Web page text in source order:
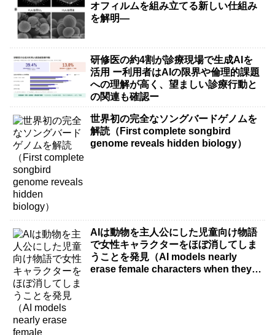
オフィルムを組み立てる新しい仕組み
を解明―
研修医の約4割が診療現場で生成AIを
活用 ー利用者はAIの限界や倫理的課題
への理解が高く、望ましい診療行動と
の関連も確認ー
世界初の完全なソングバードゲノムを
解読（First complete songbird
genome reveals hidden biology）
AIは動物を主人公にした児童向け物語
で女性キャラクターをほぼ消してしま
うことを発見（AI models nearly
erase female characters when they